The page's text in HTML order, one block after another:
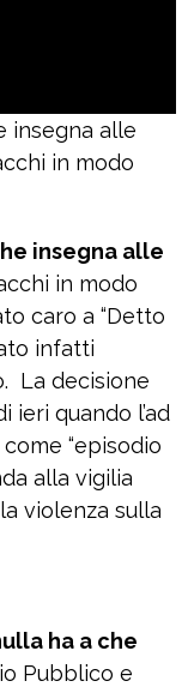
insegna alle
in modo
insegna alle
in modo
caro a “Detto
infatti
La decisione
ieri quando l’ad
“episodio
alla vigilia
violenza sulla
ha a che
Pubblico e